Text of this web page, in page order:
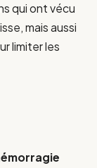
qui ont vécu
mais aussi
limiter les